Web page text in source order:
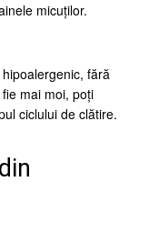
micuților.
fără
mai moi, poți
ciclului de clătire.